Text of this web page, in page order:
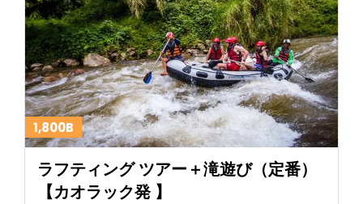
1,800B
ラフティング ツアー＋滝遊び（定番）
【カオラック発 】